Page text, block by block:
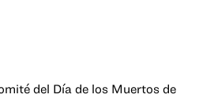
del Día de los Muertos de